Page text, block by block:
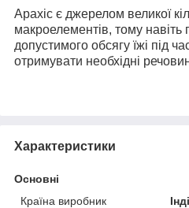
Арахіс є джерелом великої
макроелементів, тому
допустимого обсягу їжі під
отримувати необхідні
Характеристики
Основні
Країна виробник